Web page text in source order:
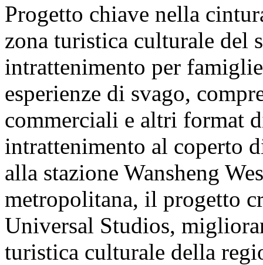
Progetto chiave nella
zona turistica culturale del
intrattenimento per
esperienze di svago,
commerciali e altri format
intrattenimento al coperto
alla stazione Wansheng
metropolitana, il progetto
Universal Studios,
turistica culturale della